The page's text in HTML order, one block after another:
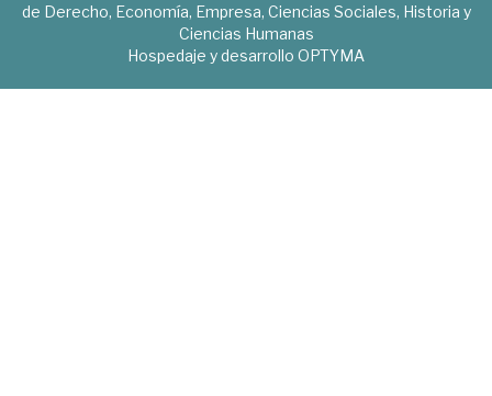
de Derecho, Economía, Empresa, Ciencias Sociales, Historia y
Ciencias Humanas
Hospedaje y desarrollo OPTYMA